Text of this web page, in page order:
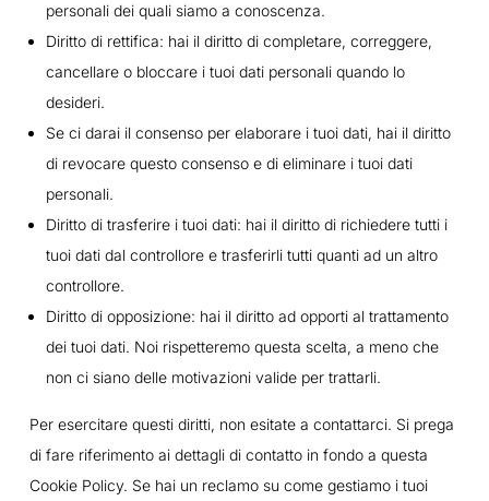
personali dei quali siamo a conoscenza.
Diritto di rettifica: hai il diritto di completare, correggere,
cancellare o bloccare i tuoi dati personali quando lo
desideri.
Se ci darai il consenso per elaborare i tuoi dati, hai il diritto
di revocare questo consenso e di eliminare i tuoi dati
personali.
Diritto di trasferire i tuoi dati: hai il diritto di richiedere tutti i
tuoi dati dal controllore e trasferirli tutti quanti ad un altro
controllore.
Diritto di opposizione: hai il diritto ad opporti al trattamento
dei tuoi dati. Noi rispetteremo questa scelta, a meno che
non ci siano delle motivazioni valide per trattarli.
Per esercitare questi diritti, non esitate a contattarci. Si prega
di fare riferimento ai dettagli di contatto in fondo a questa
Cookie Policy. Se hai un reclamo su come gestiamo i tuoi